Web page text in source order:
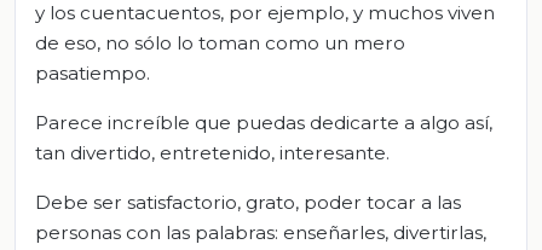
y los cuentacuentos, por ejemplo, y muchos viven
de eso, no sólo lo toman como un mero
pasatiempo.
Parece increíble que puedas dedicarte a algo así,
tan divertido, entretenido, interesante.
Debe ser satisfactorio, grato, poder tocar a las
personas con las palabras: enseñarles, divertirlas,